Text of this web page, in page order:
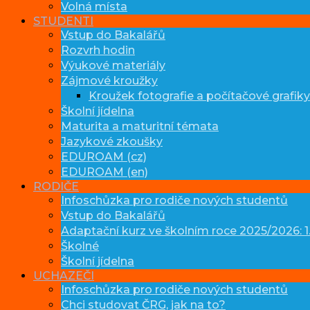
Volná místa
STUDENTI
Vstup do Bakalářů
Rozvrh hodin
Výukové materiály
Zájmové kroužky
Kroužek fotografie a počítačové grafiky
Školní jídelna
Maturita a maturitní témata
Jazykové zkoušky
EDUROAM (cz)
EDUROAM (en)
RODIČE
Infoschůzka pro rodiče nových studentů
Vstup do Bakalářů
Adaptační kurz ve školním roce 2025/2026:
Školné
Školní jídelna
UCHAZEČI
Infoschůzka pro rodiče nových studentů
Chci studovat ČRG, jak na to?